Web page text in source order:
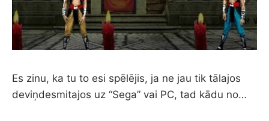
Es zinu, ka tu to esi spēlējis, ja ne jau tik tālajos
deviņdesmitajos uz “Sega” vai PC, tad kādu no…